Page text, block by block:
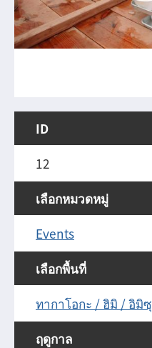
ID
12
เลือกหมวดหมู่
Events
เลือกพื้นที่
ทากาโอกะ / ฮิมิ / อิมิซุ
ฤดูกาล